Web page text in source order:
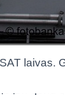
laivas.